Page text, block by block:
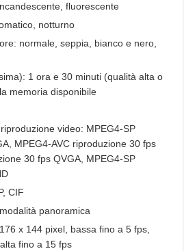
fluorescente
notturno
normale, seppia, bianco e nero,
1 ora e 30 minuti (qualità alta o
memoria disponibile
video: MPEG4-SP
MPEG4-AVC riproduzione 30 fps
30 fps QVGA, MPEG4-SP
CIF
panoramica
x 144 pixel, bassa fino a 5 fps,
fino a 15 fps